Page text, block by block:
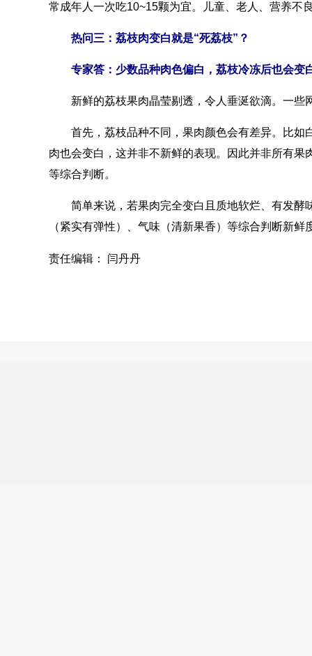
常成年人一次吃10~15颗为宜。儿童、老人、营养不
热问三：荔枝肉变白就是“死荔枝”？
专家答：少数品种肉色偏白，荔枝冷冻后也会变
新鲜的荔枝果肉晶莹剔透，令人垂涎欲滴。一些网
首先，荔枝品种不同，果肉颜色会有差异。比如
肉也会变白，这并非不新鲜的表现。因此并非所有
等综合判断。
简单来说，若果肉完全变白且质地软烂、有发酵
（紧实有弹性）、气味（清新果香）等综合判断新鲜
责任编辑： 闫丹丹